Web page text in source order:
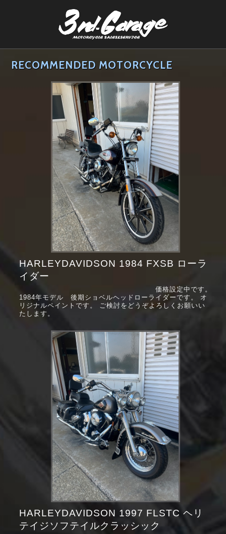
RECOMMENDED MOTORCYCLE
HARLEYDAVIDSON 1984 FXSB ローラ
イダー
価格設定中です。
1984年モデル 後期ショベルヘッドローライダーです。 オ
リジナルペイントです。 ご検討をどうぞよろしくお願いい
たします。
HARLEYDAVIDSON 1997 FLSTC ヘリ
テイジソフテイルクラッシック